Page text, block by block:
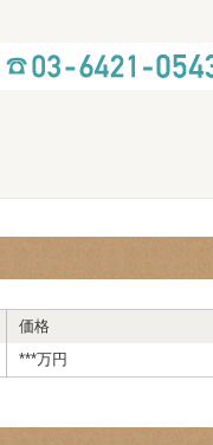
価格
***万円